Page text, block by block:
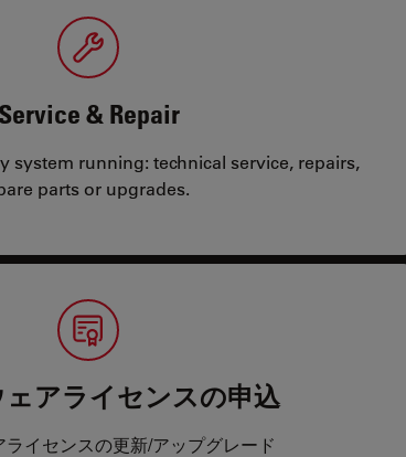
Service & Repair
system running: technical service, repairs,
parts or upgrades.
ェアライセンスの申込
ライセンスの更新/アップグレード